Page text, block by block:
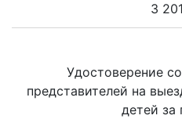
3
Удостоверение
представителей на
детей за